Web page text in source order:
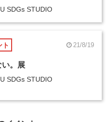
SDGs STUDIO
ト 21/8/19
い。展
SDGs STUDIO